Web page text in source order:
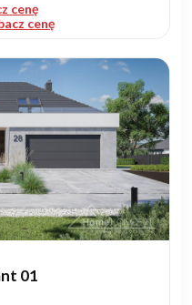
cenę
cenę
01